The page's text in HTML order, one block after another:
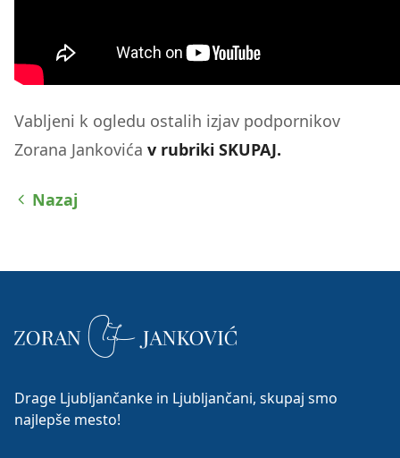
Vabljeni k ogledu ostalih izjav podpornikov
Zorana Jankovića v rubriki SKUPAJ.
Nazaj
Drage Ljubljančanke in Ljubljančani, skupaj smo
najlepše mesto!